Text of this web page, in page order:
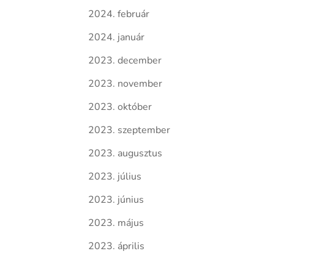
2024. február
2024. január
2023. december
2023. november
2023. október
2023. szeptember
2023. augusztus
2023. július
2023. június
2023. május
2023. április